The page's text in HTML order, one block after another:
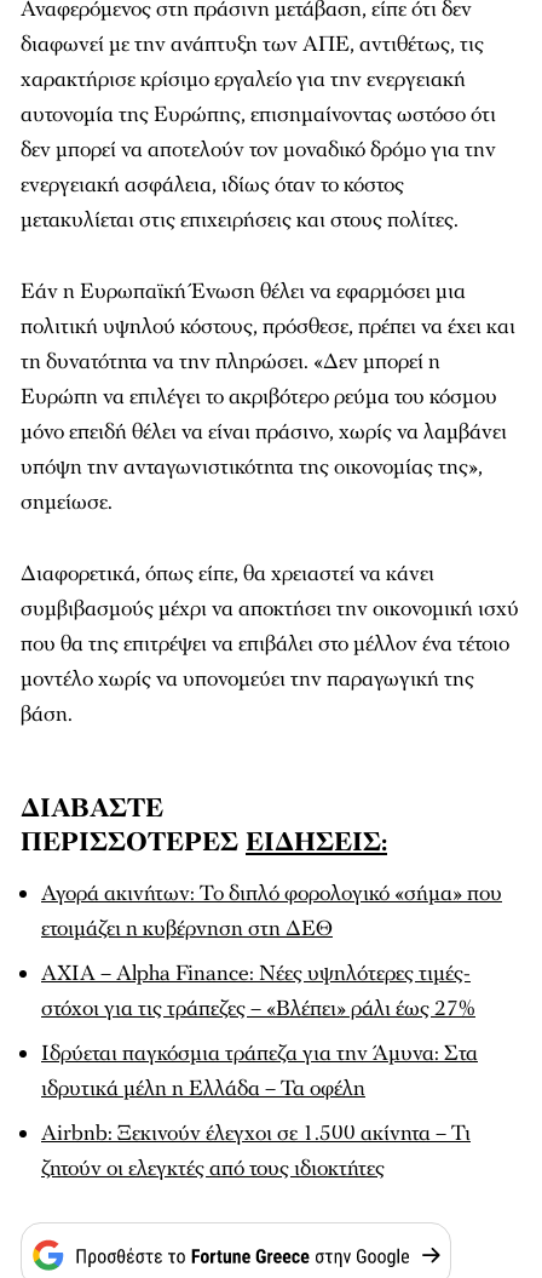
Αναφερόμενος στη πράσινη μετάβαση, είπε ότι δεν
διαφωνεί με την ανάπτυξη των ΑΠΕ, αντιθέτως, τις
χαρακτήρισε κρίσιμο εργαλείο για την ενεργειακή
αυτονομία της Ευρώπης, επισημαίνοντας ωστόσο ότι
δεν μπορεί να αποτελούν τον μοναδικό δρόμο για την
ενεργειακή ασφάλεια, ιδίως όταν το κόστος
μετακυλίεται στις επιχειρήσεις και στους πολίτες.
Εάν η Ευρωπαϊκή Ένωση θέλει να εφαρμόσει μια
πολιτική υψηλού κόστους, πρόσθεσε, πρέπει να έχει και
τη δυνατότητα να την πληρώσει. «Δεν μπορεί η
Ευρώπη να επιλέγει το ακριβότερο ρεύμα του κόσμου
μόνο επειδή θέλει να είναι πράσινο, χωρίς να λαμβάνει
υπόψη την ανταγωνιστικότητα της οικονομίας της»,
σημείωσε.
Διαφορετικά, όπως είπε, θα χρειαστεί να κάνει
συμβιβασμούς μέχρι να αποκτήσει την οικονομική ισχύ
που θα της επιτρέψει να επιβάλει στο μέλλον ένα τέτοιο
μοντέλο χωρίς να υπονομεύει την παραγωγική της
βάση.
ΔΙΑΒΑΣΤΕ
ΠΕΡΙΣΣΟΤΕΡΕΣ ΕΙΔΗΣΕΙΣ:
Αγορά ακινήτων: Το διπλό φορολογικό «σήμα» που
ετοιμάζει η κυβέρνηση στη ΔΕΘ
AXIA – Alpha Finance: Νέες υψηλότερες τιμές-
στόχοι για τις τράπεζες – «Βλέπει» ράλι έως 27%
Ιδρύεται παγκόσμια τράπεζα για την Άμυνα: Στα
ιδρυτικά μέλη η Ελλάδα – Τα οφέλη
Airbnb: Ξεκινούν έλεγχοι σε 1.500 ακίνητα – Τι
ζητούν οι ελεγκτές από τους ιδιοκτήτες